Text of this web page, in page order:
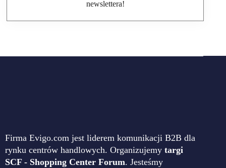
newslettera!
Firma Evigo.com jest liderem komunikacji B2B dla
rynku centrów handlowych. Organizujemy targi
SCF - Shopping Center Forum. Jesteśmy